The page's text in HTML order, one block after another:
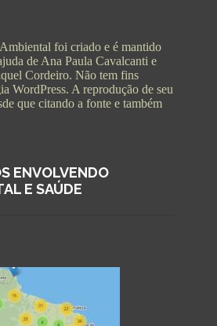
foi criado e é mantido
de Ana Paula Cavalcanti e
Cordeiro. Não tem fins
WordPress. A reprodução de seu
que citando a fonte e também
ENVOLVENDO
E SAÚDE